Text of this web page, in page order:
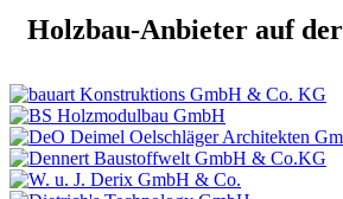
Holzbau-Anbieter auf